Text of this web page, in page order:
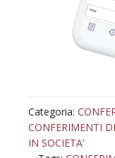
Categoria:
CONFERIMENTI
IN SOCIETA'